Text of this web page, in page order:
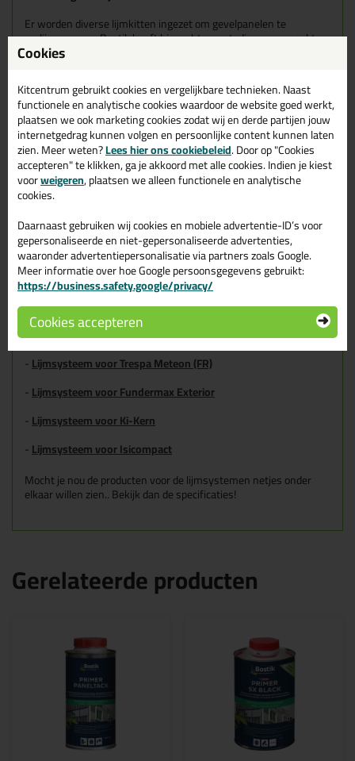
Er worden diverse lijmkitten ingezet om gevelpanelen te
verlijmen, maar Bostik heeft hier echt een studie van gemaakt en
hebben de Paneltack hier voor bedacht. Samen met de benodigde
lags je dakkapel een koud kunstje. Geen gedoe met schroeven die
ook nog eens erg lelijk zijn om tegen aan te kijken. Dus deze gevel
en paneltack gebruik je bij:
Verlijming van HPL-gevelpanelen, boeidelen, dakranden,
plafondspanelen, luifels en borstweringen.
Geschikt voor metalen of kunststof gevelpanelen en
boarding
Uiteraard voor verwerking binnen en buiten
Komo gecertificeerd dus kwaliteit
De Bostik Paneltack is onderdeel van een aantal lijmsystemen,
namelijk:
De lijmsystemen zijn aanklikbaar voor meer info en de uitleg
van begin tot eind.
-Lijsmsteem voor Steni Colour
-Lijmsysteem voor Trespa Meteon (FR)
-Lijmsysteem voor Fundermax Exterior
-Lijmsysteem voor Ki-Kern
-Lijmsysteem voor Isicompact
Mocht je nou de producten voor de lijmsystemen netjes onder
elkaar willen zien.. Bekijk dan de specificaties!
Gerelateerde producten
Cookies
Kitcentrum gebruikt cookies en vergelijkbare technieken. Naast
functionele en analytische cookies waardoor de website goed werkt,
plaatsen we ook marketing cookies zodat wij en derde partijen jouw
internetgedrag kunnen volgen en persoonlijke content kunnen laten
zien. Meer weten?Lees hier ons cookiebeleid. Door op "Cookies
accepteren" te klikken, ga je akkoord met alle cookies. Indien je kiest
voorweigeren, plaatsen we alleen functionele en analytische
cookies.
Daarnaast gebruiken wij cookies en mobiele advertentie-ID’s voor
gepersonaliseerde en niet-gepersonaliseerde advertenties,
waaronder advertentiepersonalisatie via partners zoals Google.
Meer informatie over hoe Google persoonsgegevens gebruikt:
https://business.safety.google/privacy/
Cookies accepteren